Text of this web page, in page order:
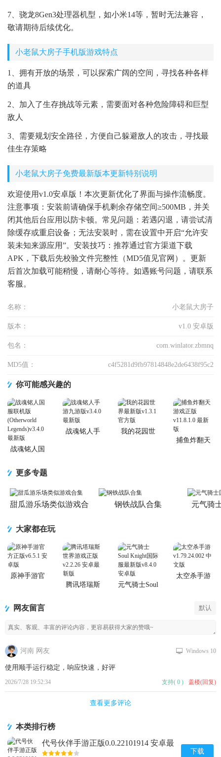
7、骁龙8Gen3处理器机型，如小米14等，暂时无法兼容，
敬请期待后续优化。
小老鼠大房子手机版游戏特点
1、拥有开放的场景，可以探索广阔的空间，寻找各种各样
的道具
2、加入了生存挑战等元素，需要面对各种危险障碍和巨型
敌人
3、需要规划安全路径，方便自己躲避敌人的攻击，寻找最
佳生存策略
小老鼠大房子免费最新版本更新特别说明
欢迎使用v1.0安卓版！本次更新优化了界面与操作流畅度。
注意事项：安装前请确保手机剩余存储空间≥500MB，并关
闭其他后台应用以防卡顿。常见问题：若遇闪退，请尝试清
除缓存或重启设备；无法安装时，需在设置中开启“允许安
装未知来源应用”。安装技巧：推荐通过官方渠道下载
APK，下载后先校验文件完整性（MD5值见官网）。更新
后首次加载可能稍慢，请耐心等待。如遇账号问题，请联系
客服。
名称： 小老鼠大房子
版本： v1.0 安卓版
包名： com.winlator.zbmnq
MD5值： c4f5281d9fb97814848e2de6438f95c2
你可能感兴趣的
战魂铭人国
Legends)
战魂铭人手
我的花园世
捕鱼炸翻天
更多专题
甜瓜游乐场类似游戏合
钢铁战队合集 元气骑
大家都在玩
原神手游官
腾讯塔瑞斯
元气骑士Soul
太空杀手游
网友留言 默认
河南 网友
2026/7/28 19:52:34
使用顺手运行稳定，响应快速，好评
Windows 10
支持( 0 ) 盖楼(回复)
查看更多评论
本类排行榜
代号伙伴手游正版0.0.22101914 安卓最
新版
下载